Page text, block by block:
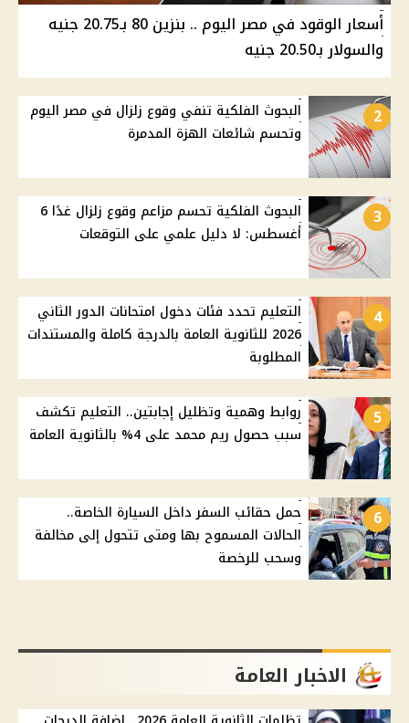
أسعار الوقود في مصر اليوم .. بنزين 80 بـ20.75 جنيه
والسولار بـ20.50 جنيه
2
البحوث الفلكية تنفي وقوع زلزال في مصر اليوم
وتحسم شائعات الهزة المدمرة
3
البحوث الفلكية تحسم مزاعم وقوع زلزال غدًا 6
أغسطس: لا دليل علمي على التوقعات
4
التعليم تحدد فئات دخول امتحانات الدور الثاني
2026 للثانوية العامة بالدرجة كاملة والمستندات
المطلوبة
5
روابط وهمية وتظليل إجابتين.. التعليم تكشف
سبب حصول ريم محمد على 4% بالثانوية العامة
6
حمل حقائب السفر داخل السيارة الخاصة..
الحالات المسموح بها ومتى تتحول إلى مخالفة
وسحب للرخصة
الاخبار العامة